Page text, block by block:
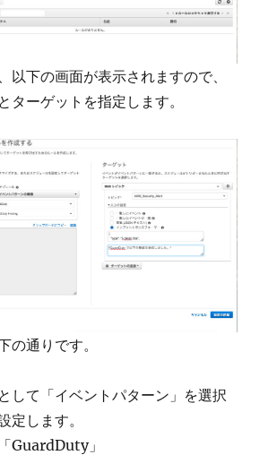
以下の画面が表示されますので、
ターゲットを指定します。
の通りです。
として「イベントパターン」を選択
定します。
GuardDuty」